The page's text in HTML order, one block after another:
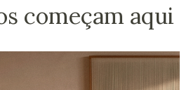
começam aqui